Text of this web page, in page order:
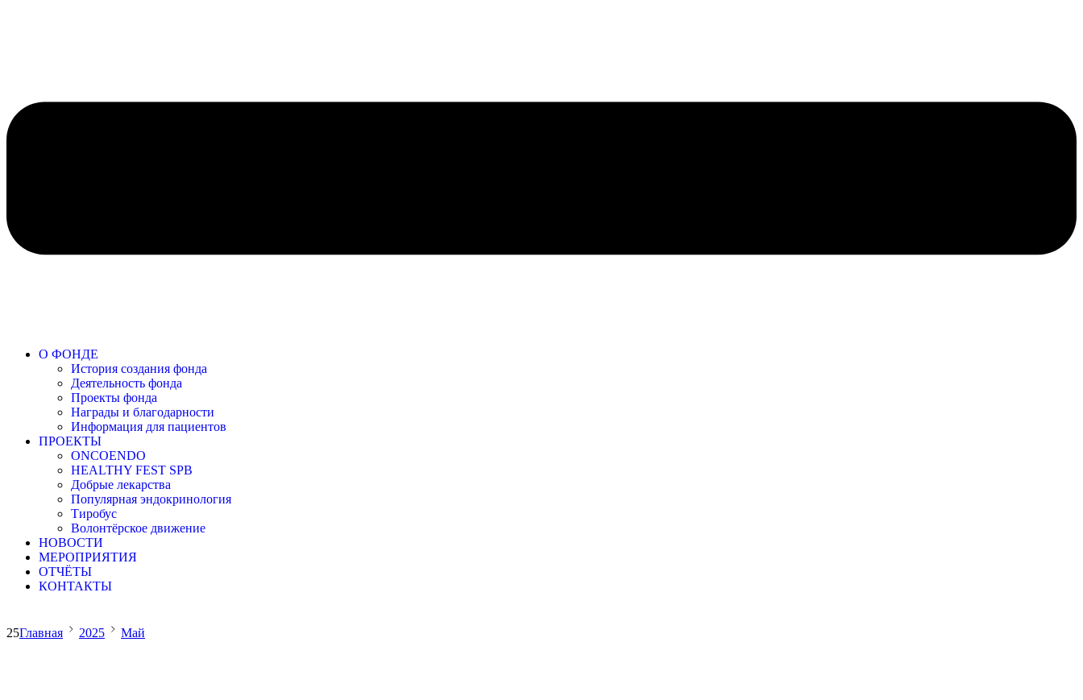
О ФОНДЕ
История создания фонда
Деятельность фонда
Проекты фонда
Награды и благодарности
Информация для пациентов
ПРОЕКТЫ
ONCOENDO
HEALTHY FEST SPB
Добрые лекарства
Популярная эндокринология
Тиробус
Волонтёрское движение
НОВОСТИ
МЕРОПРИЯТИЯ
ОТЧЁТЫ
КОНТАКТЫ
25Главная 2025 Май